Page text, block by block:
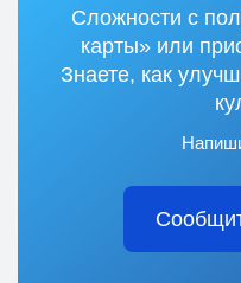
Сложности с
карты» или
Знаете, как